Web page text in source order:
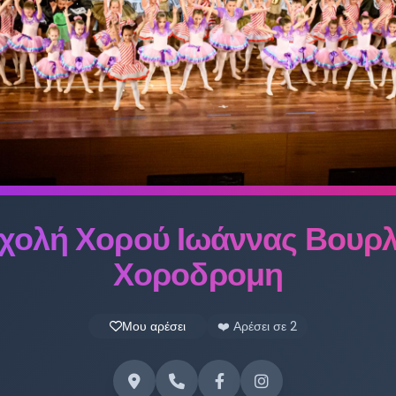
Χορού Ιωάννας
Χοροδρομη
Μου αρέσει ❤️ Αρέσει σε 2